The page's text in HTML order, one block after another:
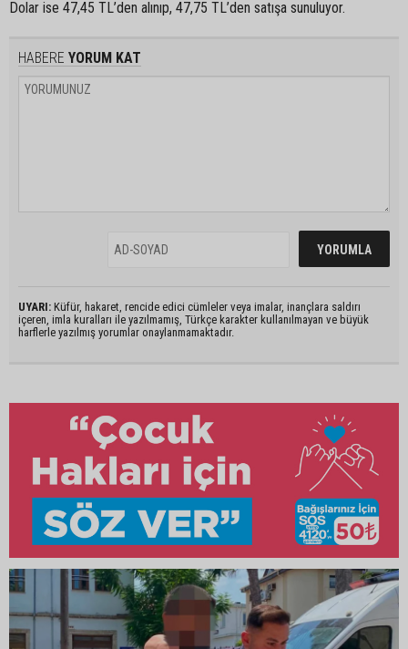
Dolar ise 47,45 TL’den alınıp, 47,75 TL’den satışa sunuluyor.
HABERE YORUM KAT
UYARI: Küfür, hakaret, rencide edici cümleler veya imalar, inançlara saldırı
içeren, imla kuralları ile yazılmamış, Türkçe karakter kullanılmayan ve büyük
harflerle yazılmış yorumlar onaylanmamaktadır.